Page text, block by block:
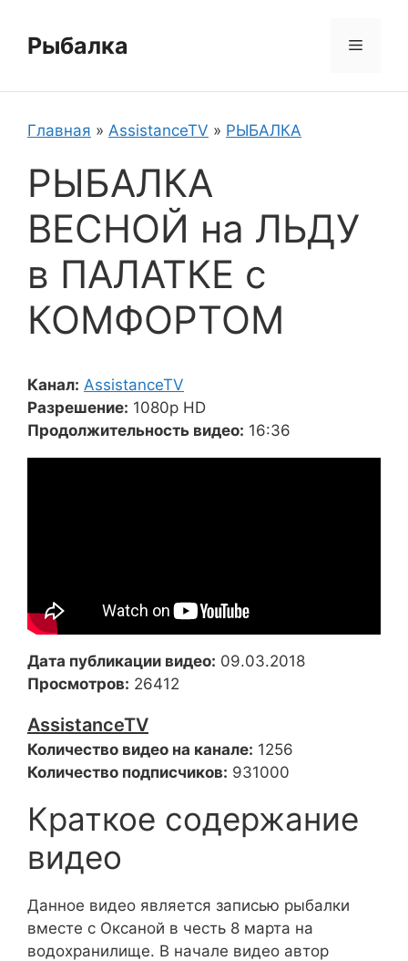
содержимому
Рыбалка Меню
Главная » AssistanceTV » РЫБАЛКА
РЫБАЛКА
ВЕСНОЙ на ЛЬДУ
в ПАЛАТКЕ с
КОМФОРТОМ
Канал: AssistanceTV
Разрешение: 1080p HD
Продолжительность видео: 16:36
Дата публикации видео: 09.03.2018
Просмотров: 26412
AssistanceTV
Количество видео на канале: 1256
Количество подписчиков: 931000
Краткое содержание
видео
Данное видео является записью рыбалки
вместе с Оксаной в честь 8 марта на
водохранилище. В начале видео автор